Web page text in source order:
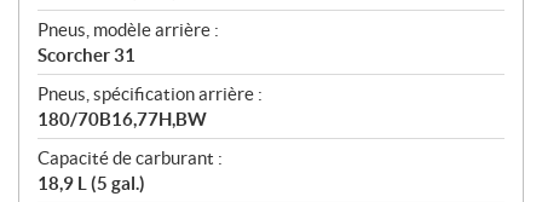
Pneus, modèle arrière :
Scorcher 31
Pneus, spécification arrière :
180/70B16,77H,BW
Capacité de carburant :
18,9 L (5 gal.)